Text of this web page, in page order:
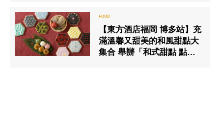
【東方酒店福岡 博多站】充
滿溫馨又甜美的和風甜點大
集合 舉辦「和式甜點 點到